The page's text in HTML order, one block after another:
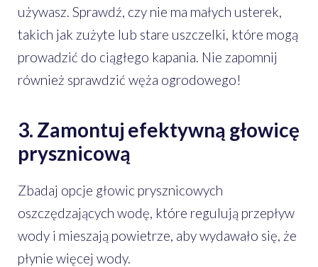
używasz. Sprawdź, czy nie ma małych usterek,
takich jak zużyte lub stare uszczelki, które mogą
prowadzić do ciągłego kapania. Nie zapomnij
również sprawdzić węża ogrodowego!
3. Zamontuj efektywną głowicę
prysznicową
Zbadaj opcje głowic prysznicowych
oszczędzających wodę, które regulują przepływ
wody i mieszają powietrze, aby wydawało się, że
płynie więcej wody.